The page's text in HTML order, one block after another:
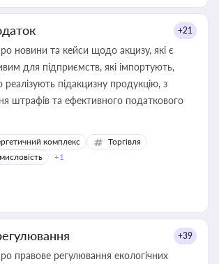
+21
новини та кейси щодо акцизу, які є
для підприємств, які імпортують,
підакцизну продукцію, з
штрафів та ефективного податкового
комплекс
Торгівля
+1
+39
правове регулювання екологічних